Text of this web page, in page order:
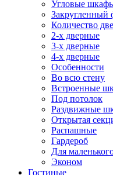
Угловые
Закругленный
Количество
2-х дверные
3-х дверные
4-х дверные
Особенности
Во всю стену
Встроенные
Под потолок
Раздвижные
Открытая
Распашные
Гардероб
Для
Эконом
Гостиные